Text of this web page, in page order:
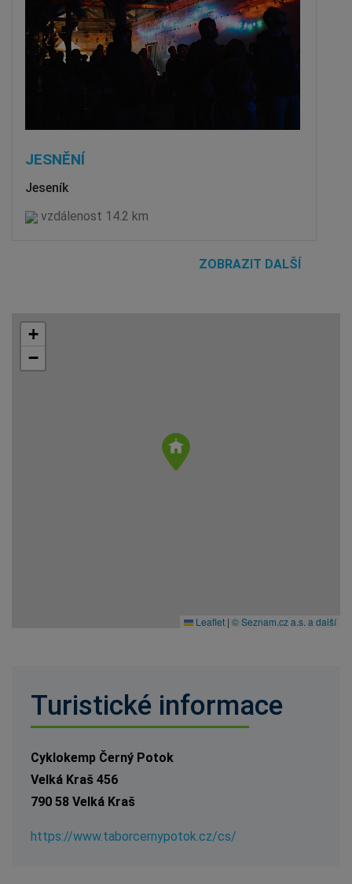
JESNĚNÍ
Jeseník
vzdálenost 14.2 km
ZOBRAZIT DALŠÍ
+
−
Leaflet | © Seznam.cz a.s. a další
Turistické informace
Cyklokemp Černý Potok
Velká Kraš 456
790 58 Velká Kraš
https://www.taborcernypotok.cz/cs/